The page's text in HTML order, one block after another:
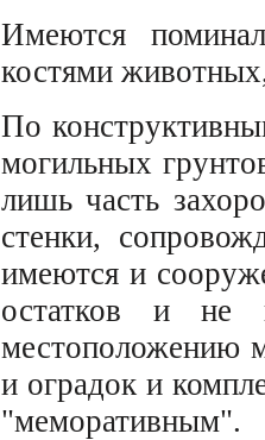
Имеются
костями
По
могильных
лишь часть
стенки,
имеются и
остатков и
местоположению
и оградок и
"меморативным".